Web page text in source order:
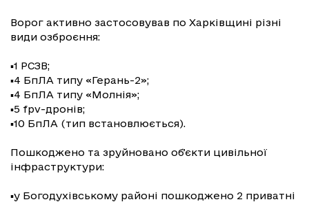
Ворог активно застосовував по Харківщині різні
види озброєння:
▪️1 РСЗВ;
▪️4 БпЛА типу «Герань-2»;
▪️4 БпЛА типу «Молнія»;
▪️5 fpv-дронів;
▪️10 БпЛА (тип встановлюється).
Пошкоджено та зруйновано обʼєкти цивільної
інфраструктури:
▪️у Богодухівському районі пошкоджено 2 приватні